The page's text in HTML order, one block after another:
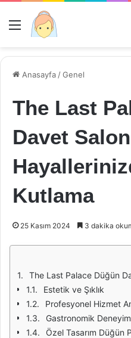
Menü
Anasayfa /Genel
The Last
Davet
Kutlama
25 Kasım 2024 3 dakika
The Last Palace Düğün
Estetik ve Şıklık
Profesyonel Hizmet
Gastronomik Deneyim
Özel Tasarım Düğün